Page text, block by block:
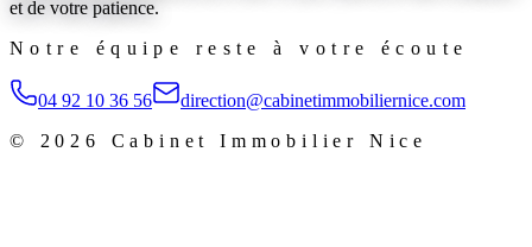
et de votre patience.
Notre équipe reste à votre écoute
04 92 10 36 56
direction@cabinetimmobiliernice.com
© 2026 Cabinet Immobilier Nice